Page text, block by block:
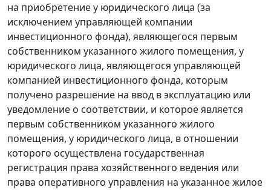
на приобретение у юридического лица (за
исключением управляющей компании
инвестиционного фонда), являющегося первым
собственником указанного жилого помещения, у
юридического лица, являющегося управляющей
компанией инвестиционного фонда, которым
получено разрешение на ввод в эксплуатацию или
уведомление о соответствии, и которое является
первым собственником указанного жилого
помещения, у юридического лица, в отношении
которого осуществлена государственная
регистрация права хозяйственного ведения или
права оперативного управления на указанное жилое